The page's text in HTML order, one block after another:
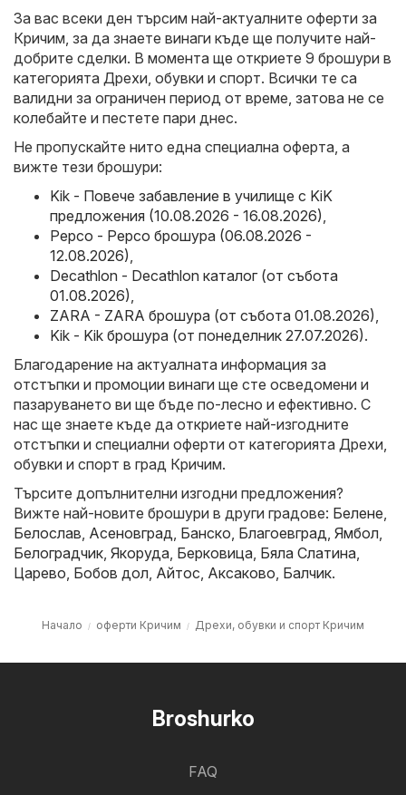
За вас всеки ден търсим най-актуалните оферти за
Кричим, за да знаете винаги къде ще получите най-
добрите сделки. В момента ще откриете 9 брошури в
категорията Дрехи, обувки и спорт. Всички те са
валидни за ограничен период от време, затова не се
колебайте и пестете пари днес.
Не пропускайте нито една специална оферта, а
вижте тези брошури:
Kik - Повече забавление в училище с KiK
предложения (10.08.2026 - 16.08.2026),
Pepco - Pepco брошура (06.08.2026 -
12.08.2026),
Decathlon - Decathlon каталог (от събота
01.08.2026),
ZARA - ZARA брошура (от събота 01.08.2026),
Kik - Kik брошура (от понеделник 27.07.2026).
Благодарение на актуалната информация за
отстъпки и промоции винаги ще сте осведомени и
пазаруването ви ще бъде по-лесно и ефективно. С
нас ще знаете къде да откриете най-изгодните
отстъпки и специални оферти от категорията Дрехи,
обувки и спорт в град Кричим.
Търсите допълнителни изгодни предложения?
Вижте най-новите брошури в други градове: Белене,
Белослав, Асеновград, Банско, Благоевград, Ямбол,
Белоградчик, Якоруда, Берковица, Бяла Слатина,
Царево, Бобов дол, Айтос, Аксаково, Балчик.
Начало оферти Кричим Дрехи, обувки и спорт Кричим
Broshurko
FAQ